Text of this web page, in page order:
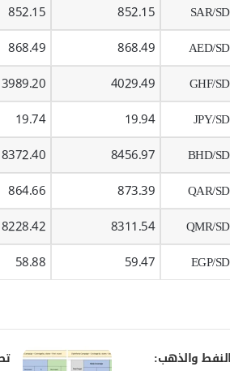
SAR/
852.15
852.15
AED/
868.49
868.49
GHF/
4029.49
3989.20
JPY/
19.94
19.74
BHD/
8456.97
8372.40
QAR/
873.39
864.66
QMR/
8311.54
8228.42
EGP/
59.47
58.88
والذهب: